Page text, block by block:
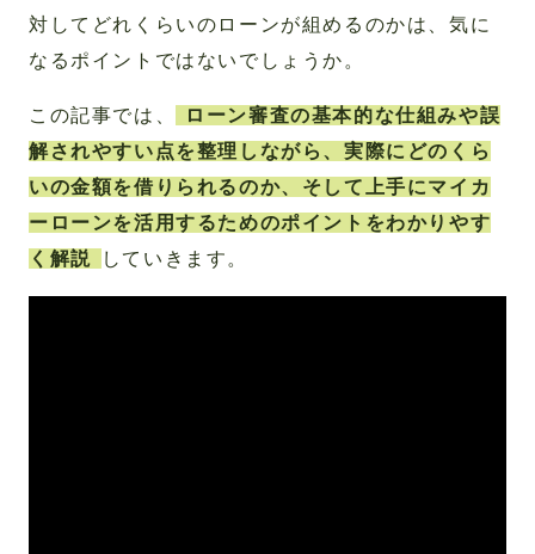
対してどれくらいのローンが組めるのかは、気に
なるポイントではないでしょうか。
この記事では、
ローン審査の基本的な仕組みや誤
解されやすい点を整理しながら、実際にどのくら
いの金額を借りられるのか、そして上手にマイカ
ーローンを活用するためのポイントをわかりやす
く解説
していきます。